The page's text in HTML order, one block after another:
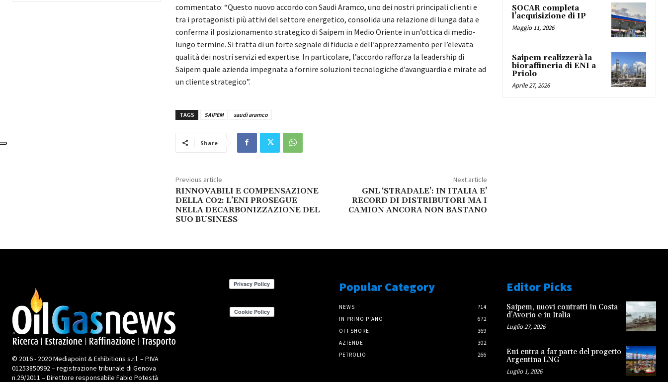
commentato: “Questo nuovo accordo con Saudi Aramco, uno dei nostri principali clienti e
tra i protagonisti più attivi del settore energetico, consolida una relazione di lunga data e
conferma il posizionamento strategico di Saipem in Medio Oriente in un’ottica di medio-
lungo termine. Si tratta di un forte segnale di fiducia e dell’apprezzamento per l’elevata
qualità dei nostri servizi ed expertise. In particolare, l’accordo rafforza la leadership di
Saipem quale azienda impegnata a fornire soluzioni tecnologiche d’avanguardia e mirate ad
un cliente strategico”.
TAGS SAIPEM saudi aramco
Share
Previous article
RINNOVABILI E COMPENSAZIONE
DELLA CO2: L’ENI PROSEGUE
NELLA DECARBONIZZAZIONE DEL
SUO BUSINESS
Next article
GNL ‘STRADALE’: IN ITALIA E’
RECORD DI DISTRIBUTORI MA I
CAMION ANCORA NON BASTANO
SOCAR completa
l’acquisizione di IP
Maggio 11, 2026
Saipem realizzerà la
bioraffineria di ENI a
Priolo
Aprile 27, 2026
© 2016 - 2020 Mediapoint & Exhibitions s.r.l. – P.IVA
01253850992 – registrazione tribunale di Genova
n.29/2011 – Direttore responsabile Fabio Potestà
Popular Category
NEWS
714
IN PRIMO PIANO
672
OFFSHORE
369
AZIENDE
302
PETROLIO
266
Editor Picks
Saipem, nuovi contratti in Costa
d’Avorio e in Italia
Luglio 27, 2026
Eni entra a far parte del progetto
Argentina LNG
Luglio 1, 2026